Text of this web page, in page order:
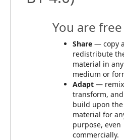
You are
Share — copy
redistribute
material in any
medium or
Adapt —
transform, and
build upon the
material for
purpose, even
commercially.